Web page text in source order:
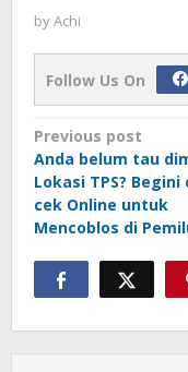
byAchi
Follow Us On
Post
navigation
Previous post
Anda belum tau
Lokasi TPS? Begini
cek Online untuk
Mencoblos di